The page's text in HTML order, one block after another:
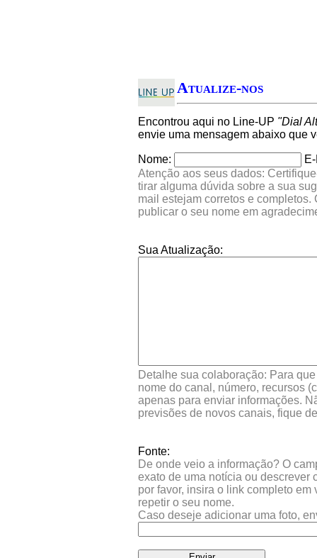
Atualize-nos
Encontrou aqui no Line-UP "Dial
envie uma mensagem abaixo que
Nome:
Atenção aos seus dados:
tirar alguma dúvida sobre a sua
mail estejam corretos e
publicar o seu nome em
Sua Atualização:
Detalhe sua colaboração: Para
nome do canal, número, recursos
apenas para enviar informações.
previsões de novos canais, fique
Fonte:
De onde veio a informação? O
exato de uma notícia ou descrever
por favor, insira o link completo
repetir o seu nome.
Caso deseje adicionar uma foto,